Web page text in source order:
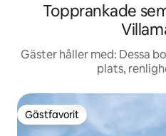
Topprankade
Gäster håller med: Dessa
plats,
Gästfavorit
Gästfavorit